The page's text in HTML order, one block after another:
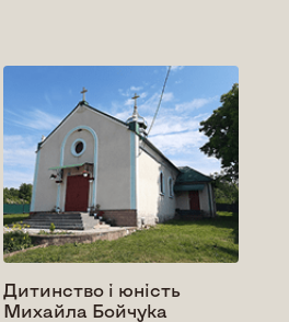
Дитинство і юність
Михайла Бойчука